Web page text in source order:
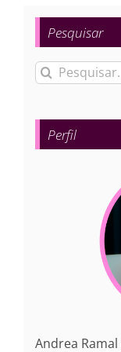
Pesquisar
Buscar
para:
Perfil
Andrea Ramal